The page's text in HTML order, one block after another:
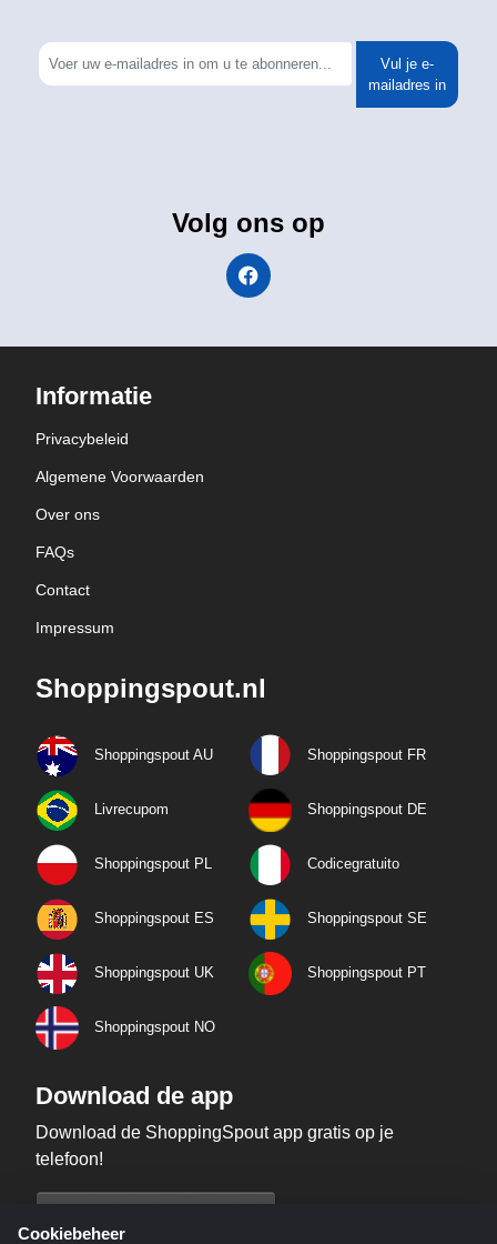
Vul je e-
mailadres in
Volg ons op
Informatie
Privacybeleid
Algemene Voorwaarden
Over ons
FAQs
Contact
Impressum
Shoppingspout.nl
Shoppingspout AU Shoppingspout FR
Livrecupom Shoppingspout DE
Shoppingspout PL Codicegratuito
Shoppingspout ES Shoppingspout SE
Shoppingspout UK Shoppingspout PT
Shoppingspout NO
Download de app
Download de ShoppingSpout app gratis op je
telefoon!
Cookiebeheer